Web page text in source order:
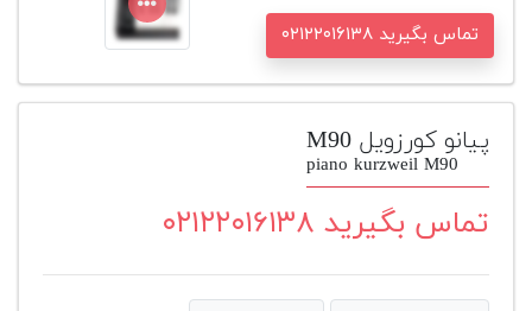
پیانو
کوک
و
پیانو
وبلاگ
پیانو
تماس بگیرید ۰۲۱۲۲۰۱۶۱۳۸
پیانو کورزویل M90
piano kurzweil M90
تماس بگیرید ۰۲۱۲۲۰۱۶۱۳۸